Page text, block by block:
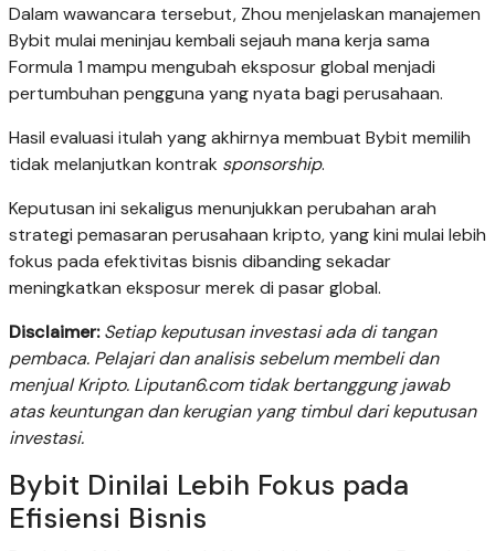
Dalam wawancara tersebut, Zhou menjelaskan manajemen
Bybit mulai meninjau kembali sejauh mana kerja sama
Formula 1 mampu mengubah eksposur global menjadi
pertumbuhan pengguna yang nyata bagi perusahaan.
Hasil evaluasi itulah yang akhirnya membuat Bybit memilih
tidak melanjutkan kontrak sponsorship.
Keputusan ini sekaligus menunjukkan perubahan arah
strategi pemasaran perusahaan kripto, yang kini mulai lebih
fokus pada efektivitas bisnis dibanding sekadar
meningkatkan eksposur merek di pasar global.
Disclaimer: Setiap keputusan investasi ada di tangan
pembaca. Pelajari dan analisis sebelum membeli dan
menjual Kripto. Liputan6.com tidak bertanggung jawab
atas keuntungan dan kerugian yang timbul dari keputusan
investasi.
Bybit Dinilai Lebih Fokus pada
Efisiensi Bisnis